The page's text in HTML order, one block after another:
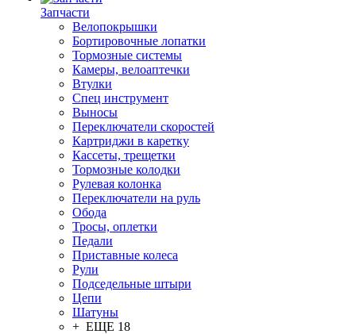
Запчасти
Велопокрышки
Бортировочные лопатки
Тормозные системы
Камеры, велоаптечки
Втулки
Спец инструмент
Выносы
Переключатели скоростей
Картриджи в каретку
Кассеты, трещетки
Тормозные колодки
Рулевая колонка
Переключатели на руль
Обода
Тросы, оплетки
Педали
Приставные колеса
Рули
Подседельные штыри
Цепи
Шатуны
+ ЕЩЕ 18